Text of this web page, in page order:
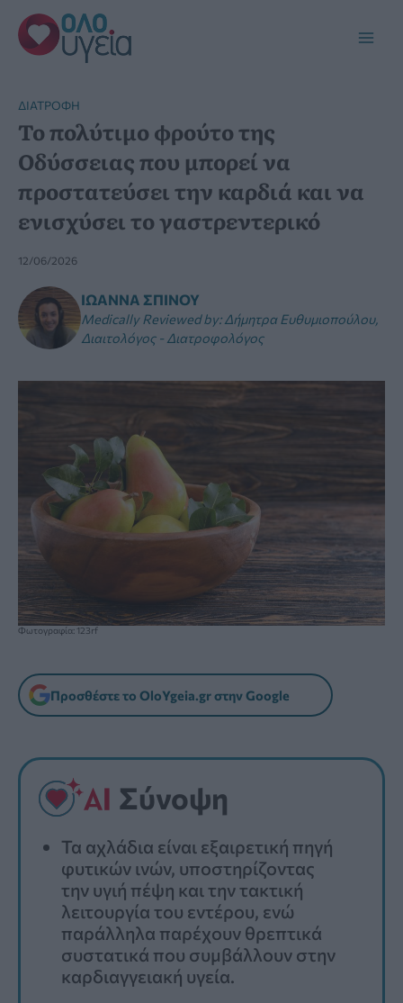
Μετάβαση
στο
περιεχόμενο
ΔΙΑΤΡΟΦΉ
Το πολύτιμο φρούτο της
Οδύσσειας που μπορεί να
προστατεύσει την καρδιά και να
ενισχύσει το γαστρεντερικό
12/06/2026
ΙΩΆΝΝΑ ΣΠΊΝΟΥ
Medically Reviewed by: Δήμητρα Ευθυμιοπούλου,
Διαιτολόγος - Διατροφολόγος
Φωτογραφία: 123rf
Προσθέστε το OloYgeia.gr στην Google
Σύνοψη
Τα αχλάδια είναι εξαιρετική πηγή
φυτικών ινών, υποστηρίζοντας
την υγιή πέψη και την τακτική
λειτουργία του εντέρου, ενώ
παράλληλα παρέχουν θρεπτικά
συστατικά που συμβάλλουν στην
καρδιαγγειακή υγεία.